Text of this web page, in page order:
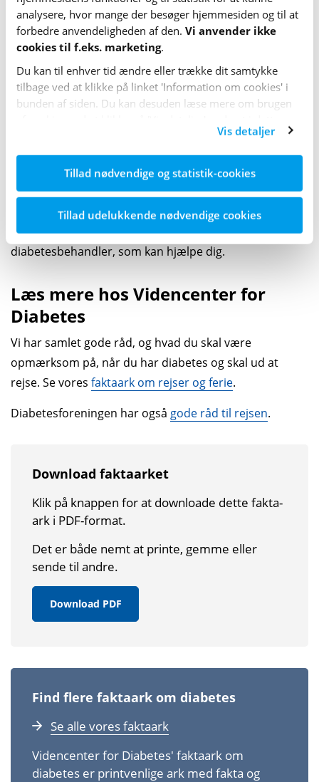
analysere, hvor mange der besøger hjemme­siden og til at
forbedre anvende­lig­heden af den. Vi anvender ikke
cookies til f.eks. marketing.
Du kan til enhver tid ændre eller trække dit samtykke
tilbage ved at klikke på linket 'Information om cookies' i
bunden af siden. Du kan desuden læse mere om brugen
Vis detaljer
Tillad nødvendige og statistik-cookies
Tillad udelukkende nødvendige cookies
dosis skal svare til det tidsrum, som dagen
forlænges med.
Er du udelukkende i tabletbehandling for dit
blodsukker, kan du eventuelt helt udelade en dosis,
Er du i insulinbehandling, skal du tage en mindre
dosis af langsomtvirkende insulin svarende til det
tidsrum, som dagen forkortes med.
Er du i tvivl om noget inden din rejse, så tal med din
diabetesbehandler, som kan hjælpe dig.
Læs mere hos Videncenter for
Diabetes
Vi har samlet gode råd, og hvad du skal være
opmærksom på, når du har diabetes og skal ud at
rejse. Se vores faktaark om rejser og ferie.
Diabetesforeningen har også gode råd til rejsen.
Download faktaarket
Klik på knappen for at down­loade dette fakta­
ark i PDF-format.
Det er både nemt at printe, gemme eller
sende til andre.
Download PDF
Find flere faktaark om diabetes
Se alle vores faktaark
Videncenter for Diabetes' faktaark om
diabetes er printvenlige ark med fakta og